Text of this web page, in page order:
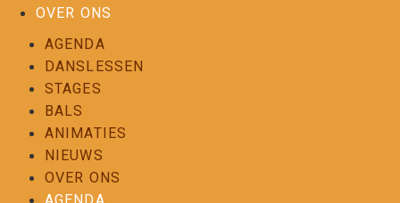
OVER ONS
AGENDA
DANSLESSEN
STAGES
BALS
ANIMATIES
NIEUWS
OVER ONS